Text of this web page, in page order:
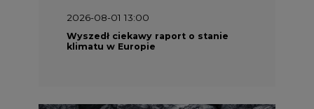
2026-07-09 10:30
Opublikowano bilans zasobów złóż
kopalin w Polsce według stanu na 31
grudnia 2025 r.